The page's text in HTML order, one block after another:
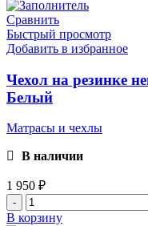
Сравнить
Быстрый просмотр
Добавить в избранное
Чехол на резинке
Белый
Матрасы и чехлы
В наличии
1 950 ₽
В корзину